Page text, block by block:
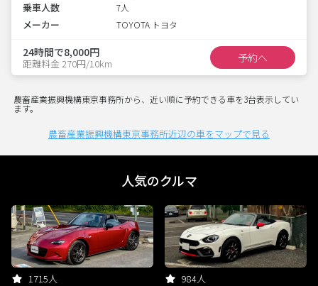
乗車人数 7人
メーカー TOYOTA トヨタ
24時間で8,000円
距離料金 270円/10km 予約へ
農畜産業振興機構東京事務所から、近い順に予約できる車を3台表示してい
ます。
農畜産業振興機構東京事務所近辺の車をマップで見る
人気のクルマ
1715人 984人